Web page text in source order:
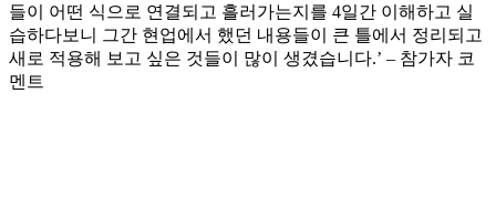
들이 어떤 식으로 연결되고 흘러가는지를 4일간 이해하고 실
습하다보니 그간 현업에서 했던 내용들이 큰 틀에서 정리되고
새로 적용해 보고 싶은 것들이 많이 생겼습니다.’ – 참가자 코
멘트